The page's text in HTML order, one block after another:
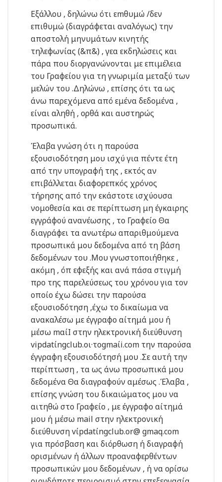
Εξάλλου , δηλώνω ότι εmθυμώ /δεν
επιθυμώ (διαγράφεται αναλόγως) την
αποστολή μηνυμάτων κινητής
τηλεφωνίας (&π&) , γεα εκδηλώσεις και
πάρα που διοργανώνονται με επιμέλεια
του Γραφείου για τη γνωριμία μεταξύ των
μελών του .Δηλώνω , επίσης ότι τα ως
άνω παρεχόμενα από εμένα δεδομένα ,
είναι αληθή , ορθά και αυστηρώς
προσωπικά.
Έλαβα γνώση ότι η παρούσα
εξουσιοδότηση μου ισχύ για πέντε έτη
από την υπογραφή της , εκτός αν
επιβάλλεται διαφορεπκός χρόνος
τήρησης από την εκάστοτε ισχύουσα
νομοθεσία και σε περίπτωση μη έγκαιρης
εγγράφού ανανέωσης , το Γραφείο Θα
διαγράφει τα ανωτέρω απαριθμούμενα
προσωπικά μου δεδομένα από τη βάση
δεδομένων του .Μου γνωστοποιήθηκε ,
ακόμη , όπ εφεξής και ανά πάσα στιγμή
προ της παρελεύσεως του χρόνου για τον
οποίο έχω δώσει την παρούσα
εξουσιοδότηση ‚έχω το δικαίωμα να
ανακαλέσω με έγγραφο αίτημά μου ή
μέσω mαίΙ στην ηλεκτρονική διεύθυνση
vipdatίngclub.oι·τοgmaίi.com την παρούσα
έγγραφη εξουσιοδότησή μου .Σε αυτή την
περίπτωση , τα ως άνω προσωπικά μου
δεδομένα Θα διαγραφούν αμέσως .Έλαβα ,
επίσης γνώση του δικαιώματος μου να
αιτηθώ στο Γραφείο , με έγγραφο αίτημά
μου ή μέσω mail στην ηλεκτρονική
διεύθυνσηvίpdatίngclub.or@ gmaq.com
για πρόσβαση και διόρθωση ή διαγραφή
ορισμένων ή άλλων προαναφερθέντων
προσωπικών μου δεδομένων , ή να ορίσω